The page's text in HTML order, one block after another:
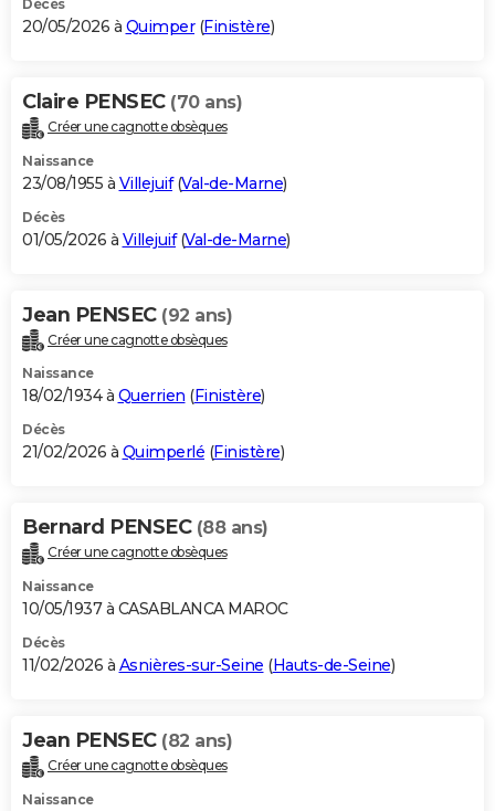
Décès
20/05/2026 à Quimper(Finistère)
Claire PENSEC (70 ans)
Créer une cagnotte obsèques
Naissance
23/08/1955 à Villejuif(Val-de-Marne)
Décès
01/05/2026 à Villejuif(Val-de-Marne)
Jean PENSEC (92 ans)
Créer une cagnotte obsèques
Naissance
18/02/1934 à Querrien (Finistère)
Décès
21/02/2026 à Quimperlé (Finistère)
Bernard PENSEC (88 ans)
Créer une cagnotte obsèques
Naissance
10/05/1937 à CASABLANCA MAROC
Décès
11/02/2026 à Asnières-sur-Seine (Hauts-de-Seine)
Jean PENSEC (82 ans)
Créer une cagnotte obsèques
Naissance